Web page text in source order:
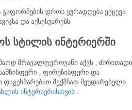
გაფორმების დროს ყურადღება ექცევა
და აქსესუარებს
სტილის ინტერიერში
მრავალფეროვანი აქვს , ძირითადი
, ფირუზისფერი და
შექმნათ შეუდარებელი
ინტერიერისთვის .